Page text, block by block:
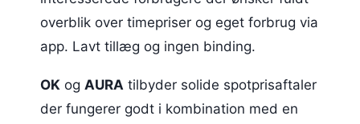
overblik over timepriser og eget forbrug via
app. Lavt tillæg og ingen binding.
OK ogAURA tilbyder solide spotprisaftaler
der fungerer godt i kombination med en